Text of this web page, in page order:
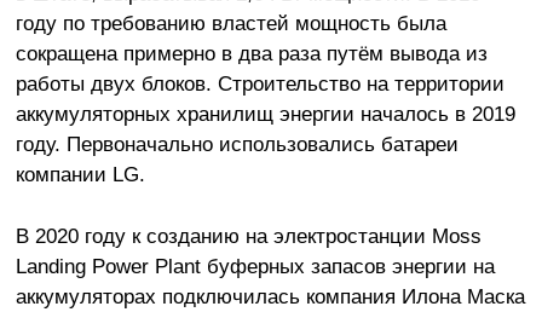
году по требованию властей мощность была
сокращена примерно в два раза путём вывода из
работы двух блоков. Строительство на территории
аккумуляторных хранилищ энергии началось в 2019
году. Первоначально использовались батареи
компании LG.
В 2020 году к созданию на электростанции Moss
Landing Power Plant буферных запасов энергии на
аккумуляторах подключилась компания Илона Маска